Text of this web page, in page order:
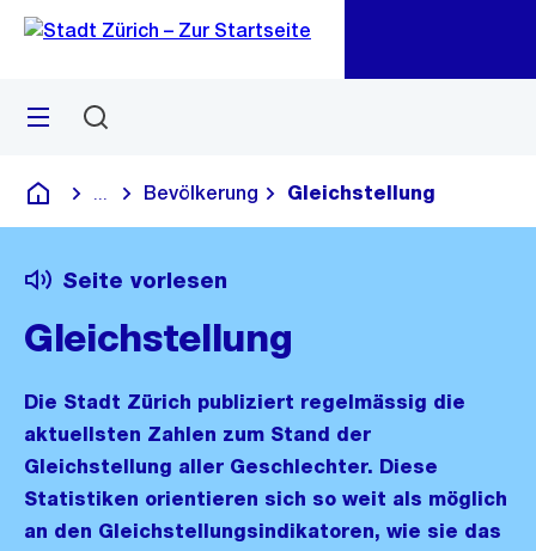
Navigation
Sprunglink
Menü
Deutsch
Blende alle Breadcrumbs ein
Bevölkerung Gleichstellung
Seite vorlesen
Gleichstellung
Die Stadt Zürich publiziert regelmässig die
aktuellsten Zahlen zum Stand der
Gleichstellung aller Geschlechter. Diese
Statistiken orientieren sich so weit als möglich
an den Gleichstellungsindikatoren, wie sie das